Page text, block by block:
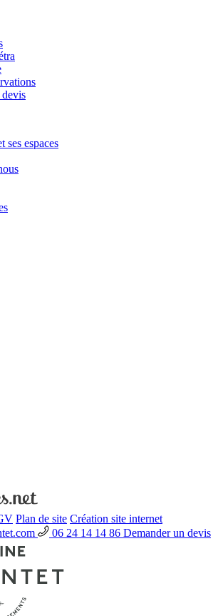
ses espaces
Plan de site Création site internet
06 24 14 14 86 Demander un devis